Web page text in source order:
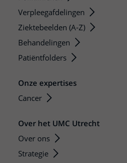
Verpleegafdelingen
Ziektebeelden (A-Z)
Behandelingen
Patiëntfolders
Onze expertises
Cancer
Over het UMC Utrecht
Over ons
Strategie